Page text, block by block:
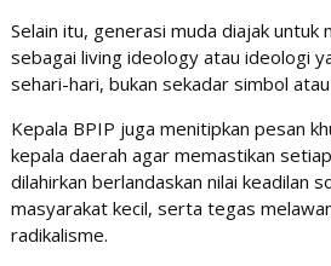
Selain itu, generasi muda diajak untuk
sebagai living ideology atau ideologi
sehari-hari, bukan sekadar simbol
Kepala BPIP juga menitipkan pesan
kepala daerah agar memastikan
dilahirkan berlandaskan nilai keadilan
masyarakat kecil, serta tegas
radikalisme.